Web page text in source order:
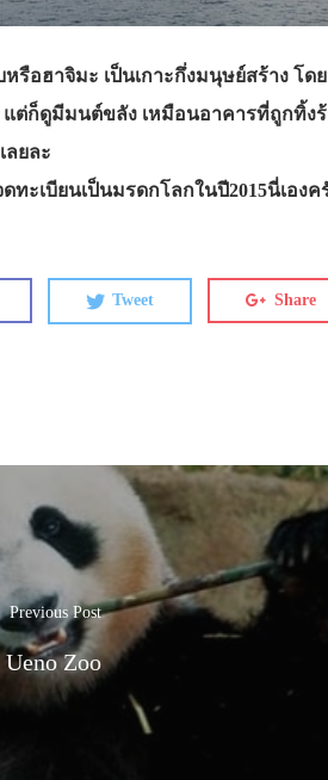
บหรือฮาจิมะ เป็นเกาะกึ่งมนุษย์สร้าง
ต่ก็ดูมีมนต์ขลัง เหมือนอาคารที่ถูกทิ้งร้
ลยละ
ทะเบียนเป็นมรดกโลกในปี2015นี่เองค
Tweet Share
Previous Post
Ueno Zoo